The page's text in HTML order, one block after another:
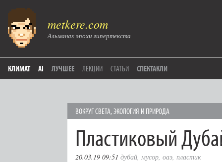
metkere.com
Альманах эпохи гипертекста
КЛИМАТ AI ЛУЧШЕЕ ЛЕКЦИИ СТАТЬИ СПЕКТАКЛИ
ВОКРУГ СВЕТА,ЭКОЛОГИЯ И ПРИРОДА
Пластиковый
20.03.19 09:51 дубай,мусор, оаэ, пластик